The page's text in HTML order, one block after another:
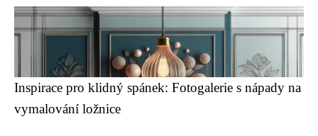
Inspirace pro klidný spánek: Fotogalerie s nápady na
vymalování ložnice